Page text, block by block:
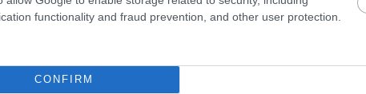
functionality and fraud prevention, and other user protection.
CONFIRM